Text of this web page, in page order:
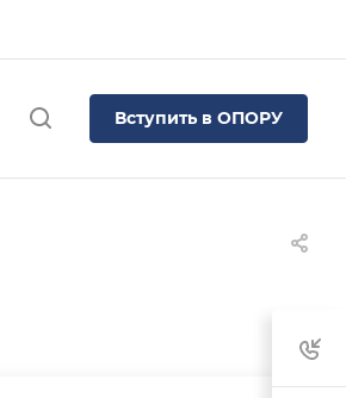
Вступить в ОПОРУ